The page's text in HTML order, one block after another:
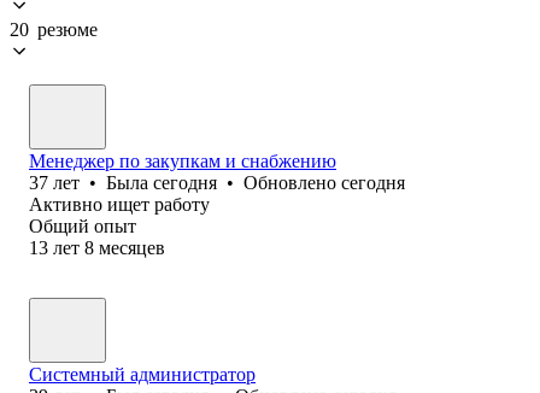
20 резюме
Менеджер по закупкам и снабжению
37 лет • Была сегодня • Обновлено сегодня
Активно ищет работу
Общий опыт
13 лет 8 месяцев
Системный администратор